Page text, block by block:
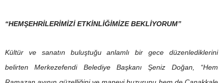
“HEMŞEHRİLERİMİZİ ETKİNLİĞİMİZE BEKLİYORUM”
Kültür ve sanatın buluştuğu anlamlı bir gece düzenlediklerini
belirten Merkezefendi Belediye Başkanı Şeniz Doğan, “Hem